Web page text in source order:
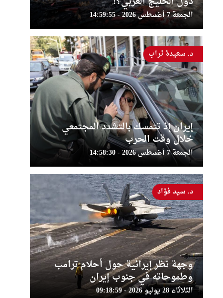
الجمعة 7 أغسطس 2026 - 14:59:55
إيران إذ تتمسك بالتشدد المجتمعي
خلال وقت الحرب
الجمعة 7 أغسطس 2026 - 14:58:30
د. سعيدة تراب
وجهة نظر إيرانية حول أحلام ترامب
وطموحاته في جنوب إيران
الثلاثاء 28 يوليو 2026 - 09:18:59
د. سيد فؤاد